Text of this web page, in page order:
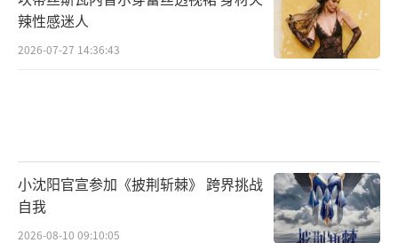
辣性感迷人
2026-07-27 14:36:43
小沈阳官宣参加《披荆斩棘》 跨界挑战
自我
2026-08-10 09:10:05